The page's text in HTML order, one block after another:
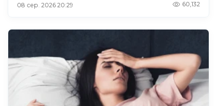
08 сер. 2026 20:29 60,132